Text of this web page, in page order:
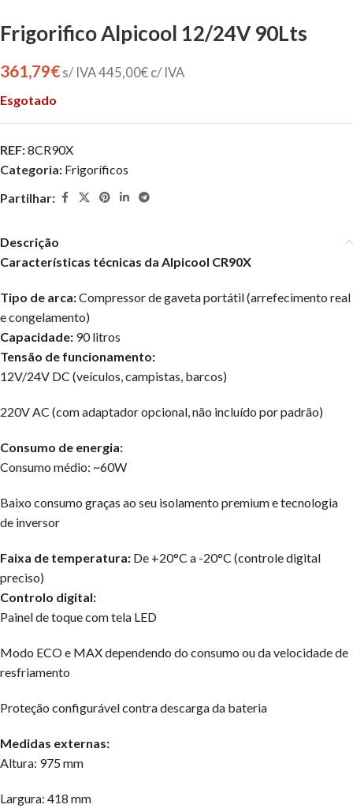
Frigorifico Alpicool 12/24V 90Lts
361,79€ s/ IVA445,00€ c/ IVA
Esgotado
REF:8CR90X
Categoria: Frigoríficos
Partilhar:
Descrição
Características técnicas da Alpicool CR90X
Tipo de arca:Compressor de gaveta portátil (arrefecimento real
e congelamento)
Capacidade: 90 litros
Tensão de funcionamento:
12V/24V DC (veículos, campistas, barcos)
220V AC (com adaptador opcional, não incluído por padrão)
Consumo de energia:
Consumo médio: ~60W
Baixo consumo graças ao seu isolamento premium e tecnologia
de inversor
Faixa de temperatura: De +20°C a -20°C (controle digital
preciso)
Controlo digital:
Painel de toque com tela LED
Modo ECO e MAX dependendo do consumo ou da velocidade de
resfriamento
Proteção configurável contra descarga da bateria
Medidas externas:
Altura: 975 mm
Largura: 418 mm